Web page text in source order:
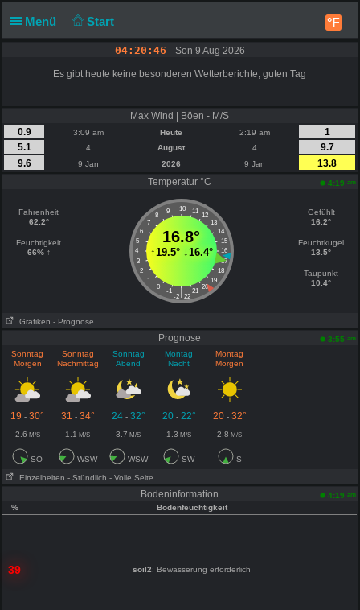
Menü Start °F
04:20:46 Son 9 Aug 2026
Es gibt heute keine besonderen Wetterberichte, guten Tag
Max Wind | Böen - M/S
0.9
3:09 am Heute 2:19 am
1
5.1
4 August 4
9.7
9.6
9 Jan 2026 9 Jan
13.8
Temperatur °C
4:19 am
Fahrenheit
62.2°
Feuchtigkeit
66% ↑
10
9 11
8
12
7
13
6
14
5
15
4
16
3
17
2
18
1
19
0
20
-1 21
|
-2 22
16.8°
↑19.5°↓16.4°
Gefühlt
16.2°
Feuchtkugel
13.5°
Taupunkt
10.4°
Grafiken - Prognose
Prognose 3:55 am
Sonntag
Morgen
Sonntag
Nachmittag
Sonntag
Abend
Montag
Nacht
Montag
Morgen
19 -30° 31 - 34° 24- 32° 20- 22° 20- 32°
2.6 M/S 1.1 M/S 3.7 M/S 1.3 M/S 2.8 M/S
SO WSW WSW SW S
Einzelheiten - Stündlich - Volle Seite
Bodeninformation 4:19 am
% Bodenfeuchtigkeit
39 soil2: Bewässerung erforderlich